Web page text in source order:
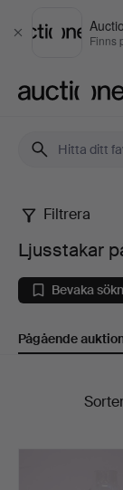
Stäng Finns
Ljusstakar
på
Filtrera
Ljusstakar
Bevaka
Pågående
Pågående